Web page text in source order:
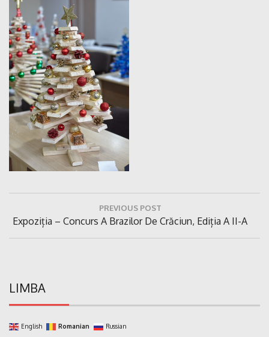
articole
PREVIOUS POST
Previous
Post:
Expoziția – Concurs A Brazilor De Crăciun, Ediția A II-A
LIMBA
English Romanian Russian